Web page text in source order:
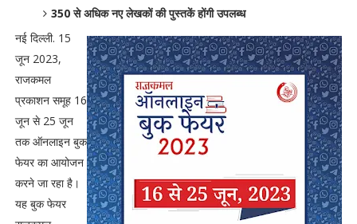
350 से अधिक नए लेखकों की पुस्तकें होंगी उपलब्ध
नई दिल्ली. 15
जून 2023,
राजकमल
प्रकाशन समूह 16
जून से 25 जून
तक ऑनलाइन बुक
फेयर का आयोजन
करने जा रहा है।
यह बुक फेयर